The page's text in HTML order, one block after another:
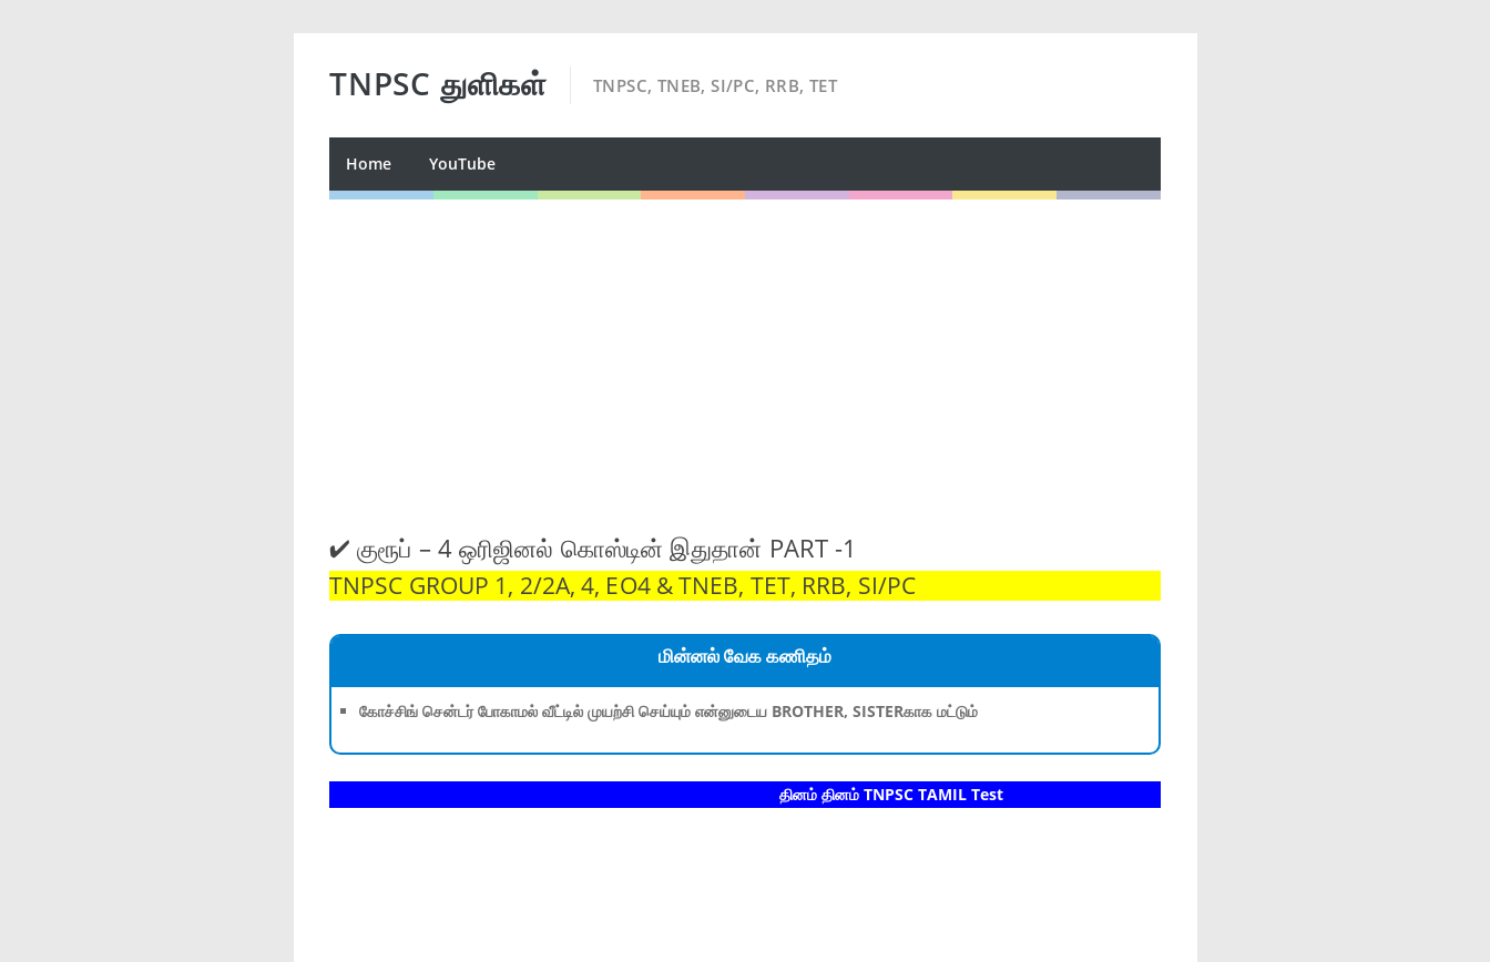
TNPSC துளிகள் TNPSC, TNEB, SI/PC, RRB, TET
Home YouTube
✔ குரூப் – 4 ஒரிஜினல் கொஸ்டின் இதுதான் PART -1
TNPSC GROUP 1, 2/2A, 4, EO4 & TNEB, TET, RRB, SI/PC
மின்னல் வேக கணிதம்
கோச்சிங் சென்டர் போகாமல் வீட்டில் முயற்சி செய்யும் என்னுடைய BROTHER, SISTERகாக மட்டும்
தினம் தினம் TNPSC TAMIL Test